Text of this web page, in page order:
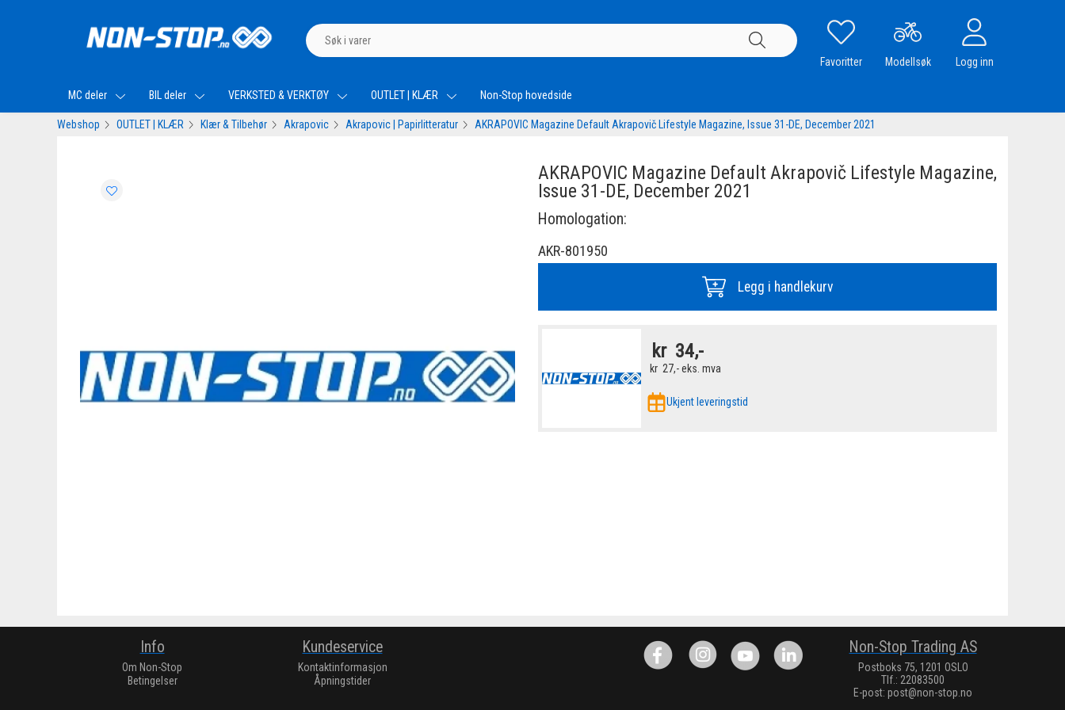
Favoritter Modellsøk Logg inn
MC deler BIL deler VERKSTED & VERKTØY OUTLET | KLÆR Non-Stop hovedside
Webshop OUTLET | KLÆR Klær & Tilbehør Akrapovic Akrapovic | Papirlitteratur AKRAPOVIC Magazine Default Akrapovič Lifestyle Magazine, Issue 31-DE, December 2021
AKRAPOVIC Magazine Default Akrapovič Lifestyle Magazine,
Issue 31-DE, December 2021
Homologation:
AKR-801950
Legg i handlekurv
kr 34,-
kr 27,-eks. mva
Ukjent leveringstid
Info
Om Non-Stop
Betingelser
Kundeservice
Kontaktinformasjon
Åpningstider
Non-Stop Trading AS
Postboks 75, 1201 OSLO
Tlf.: 22083500
E-post: post@non-stop.no